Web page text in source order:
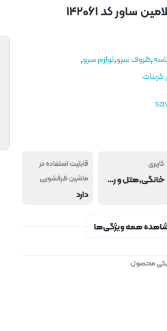
کد ۱۴۲۰۶۱
,ظروف سرو,لوازم سرو,
کاربری
خانگی,هتل و رستوران
قابلیت استفاده در
ماشین ظرفشویی
دارد
همه ویژگی‌ها
محصول